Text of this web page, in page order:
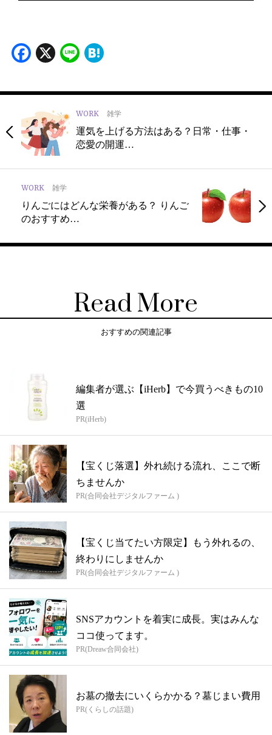
Facebook
X Line
WORK 雑学
運気を上げる方法はある？日常・仕事・
恋愛の開運…
WORK 雑学
りんごにはどんな栄養がある？ りんご
のおすすめ…
Read More
おすすめの関連記事
編集者が選ぶ【iHerb】で今買うべきもの10
選
PR(iHerb)
【宝くじ落選】外れ続ける流れ、ここで断
ちませんか
PR(合同会社デジタルファーム )
【宝くじ当てたい方限定】もう外れるの、
終わりにしませんか
PR(合同会社デジタルファーム )
SNSアカウントを着実に成長。実はみんな
ココ使ってます。
PR(Dreaw合同会社)
お墓の撤去にいくらかかる？墓じまい費用
PR(くらしの話題)